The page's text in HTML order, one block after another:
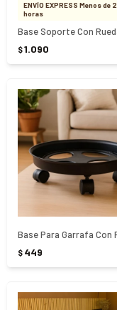
ENVÍO EXPRESS Menos de 2
horas
$1.090
$ 449